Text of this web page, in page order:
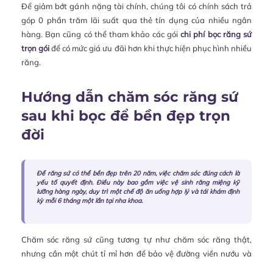
Để giảm bớt gánh nặng tài chính, chúng tôi có chính sách trả
góp 0 phần trăm lãi suất qua thẻ tín dụng của nhiều ngân
hàng. Bạn cũng có thể tham khảo các góichi phí bọc răng sứ
trọn góiđể có mức giá ưu đãi hơn khi thực hiện phục hình nhiều
răng.
Hướng dẫn chăm sóc răng sứ
sau khi bọc để bền đẹp trọn
đời
Để răng sứ có thể bền đẹp trên 20 năm, việc chăm sóc đúng cách là
yếu tố quyết định. Điều này bao gồm việc vệ sinh răng miệng kỹ
lưỡng hàng ngày, duy trì một chế độ ăn uống hợp lý và tái khám định
kỳ mỗi 6 tháng một lần tại nha khoa.
Chăm sóc răng sứ cũng tương tự như chăm sóc răng thật,
nhưng cần một chút tỉ mỉ hơn để bảo vệ đường viền nướu và